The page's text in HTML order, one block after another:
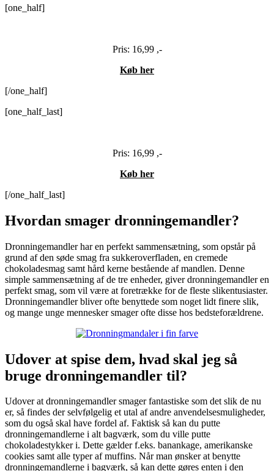
[one_half]
Pris: 16,99 ,-
Køb her
[/one_half]
[one_half_last]
Pris: 16,99 ,-
Køb her
[/one_half_last]
Hvordan smager dronningemandler?
Dronningemandler har en perfekt sammensætning, som opstår på
grund af den søde smag fra sukkeroverfladen, en cremede
chokoladesmag samt hård kerne bestående af mandlen. Denne
simple sammensætning af de tre enheder, giver dronningemandler en
perfekt smag, som vil være at foretrække for de fleste slikentusiaster.
Dronningemandler bliver ofte benyttede som noget lidt finere slik,
og mange unge mennesker smager ofte disse hos bedsteforældrene.
Udover at spise dem, hvad skal jeg så
bruge dronningemandler til?
Udover at dronningemandler smager fantastiske som det slik de nu
er, så findes der selvfølgelig et utal af andre anvendelsesmuligheder,
som du også skal have fordel af. Faktisk så kan du putte
dronningemandlerne i alt bagværk, som du ville putte
chokoladestykker i. Dette gælder f.eks. banankage, amerikanske
cookies samt alle typer af muffins. Når man ønsker at benytte
dronningemandlerne i bagværk, så kan dette gøres enten i den